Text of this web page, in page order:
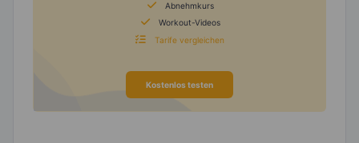
Abnehmkurs
Workout-Videos
Tarife vergleichen
Kostenlos testen